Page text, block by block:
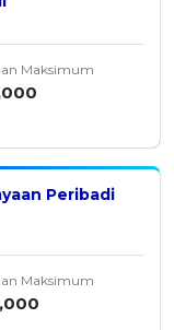
Maksimum
Peribadi
Maksimum